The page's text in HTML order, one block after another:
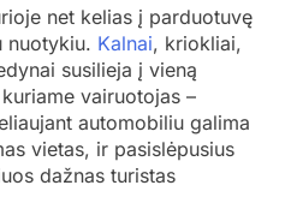
net kelias į parduotuvę
nuotykiu. Kalnai, kriokliai,
susilieja į vieną
vairuotojas –
automobiliu galima
vietas, ir pasislėpusius
dažnas turistas